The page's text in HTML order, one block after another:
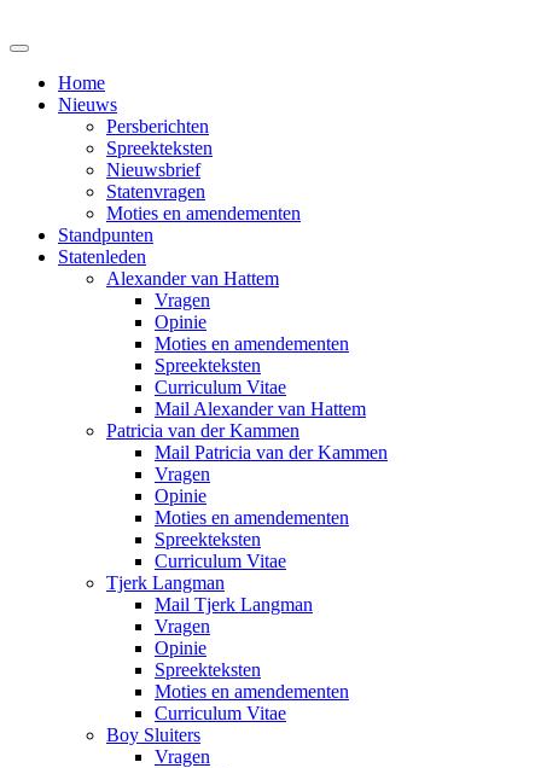
Home
Nieuws
Persberichten
Spreekteksten
Nieuwsbrief
Statenvragen
Moties en amendementen
Standpunten
Statenleden
Alexander van Hattem
Vragen
Opinie
Moties en amendementen
Spreekteksten
Curriculum Vitae
Mail Alexander van Hattem
Patricia van der Kammen
Mail Patricia van der Kammen
Vragen
Opinie
Moties en amendementen
Spreekteksten
Curriculum Vitae
Tjerk Langman
Mail Tjerk Langman
Vragen
Opinie
Spreekteksten
Moties en amendementen
Curriculum Vitae
Boy Sluiters
Vragen